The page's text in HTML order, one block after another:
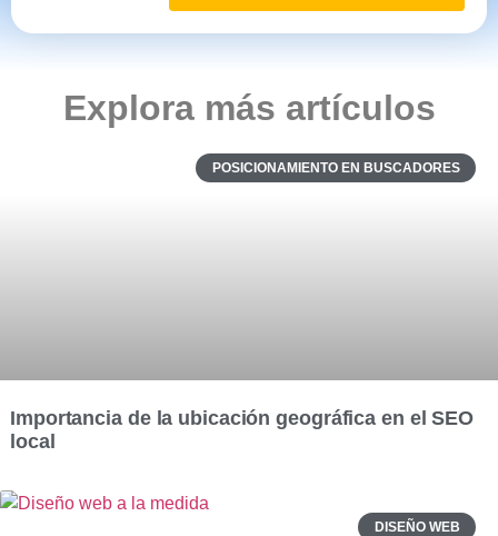
Explora más artículos
POSICIONAMIENTO EN BUSCADORES
Importancia de la ubicación geográfica en el SEO
local
DISEÑO WEB